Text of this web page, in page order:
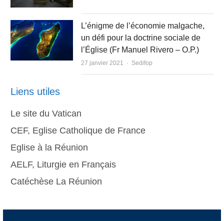
L’énigme de l’économie malgache,
un défi pour la doctrine sociale de
l’Église (Fr Manuel Rivero – O.P.)
27 janvier 2021 Author
Sedifop
Liens utiles
Le site du Vatican
CEF, Eglise Catholique de France
Eglise à la Réunion
AELF, Liturgie en Français
Catéchèse La Réunion